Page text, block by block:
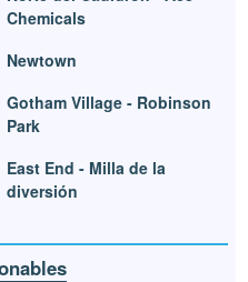
Chemicals
Newtown
Gotham Village - Robinson
Park
East End - Milla de la
diversión